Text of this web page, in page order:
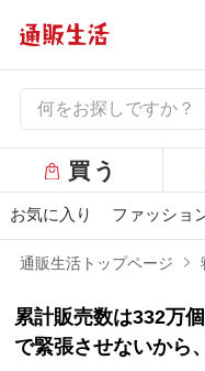
ー
バ
ュ
ー
買う
お気に入り ファッショ
通販生活トップページ
累計販売数は332万
で緊張させないから